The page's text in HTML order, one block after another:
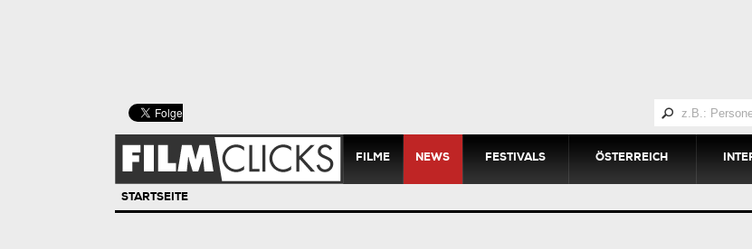
FILME NEWS FESTIVALS ÖSTERREICH
STARTSEITE